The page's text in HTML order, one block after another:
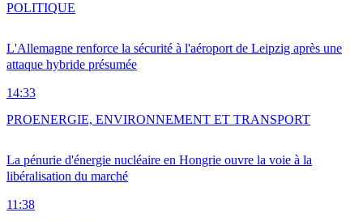
L'Allemagne renforce la sécurité à l'aéroport de Leipzig après une
attaque hybride présumée
14:33
POLITIQUE
La pénurie d'énergie nucléaire en Hongrie ouvre la voie à la
libéralisation du marché
11:38
PROENERGIE, ENVIRONNEMENT ET TRANSPORT